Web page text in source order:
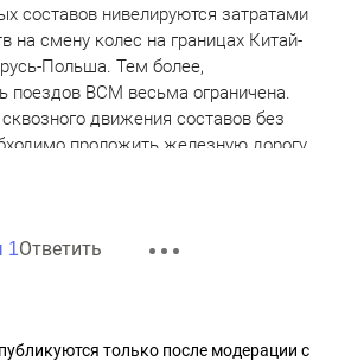
составов нивелируются затратами
на смену колес на границах Китай-
Польша. Тем более,
поездов ВСМ весьма ограничена.
движения составов без
проложить железную дорогу
или же совмещённой колеи
путь), имеющий двойную колею -
1435 мм и российско-советского
Давлетшин Т.Г. Железнодорожная
1Ответить
только после модерации с